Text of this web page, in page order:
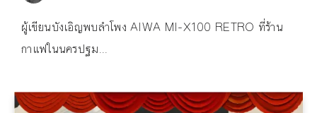
ผู้เขียนบังเอิญพบลำโพง AIWA MI-X100 RETRO ที่ร้าน
กาแฟในนครปฐม...